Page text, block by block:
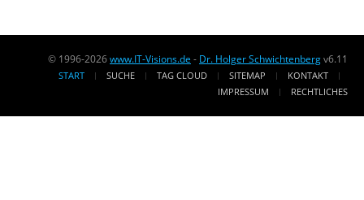
© 1996-2026www.IT-Visions.de - Dr. Holger Schwichtenbergv6.11
START SUCHE TAG CLOUD SITEMAP
KONTAKT
IMPRESSUM
RECHTLICHES